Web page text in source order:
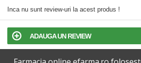
Inca nu sunt review-uri la acest produs !
ADAUGA UN REVIEW